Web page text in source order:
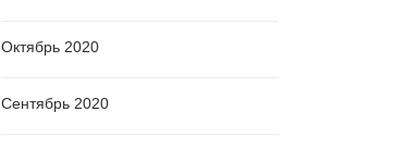
Октябрь 2020
Сентябрь 2020